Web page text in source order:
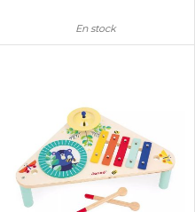
En stock